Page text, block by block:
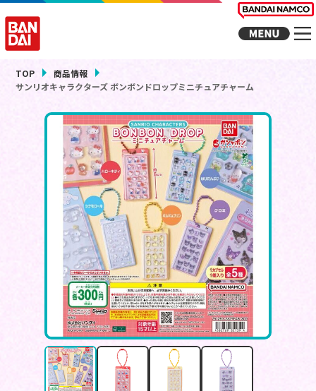
TOP
商品情報
サンリオキャラクターズ ボンボンドロップミニチュアチャーム